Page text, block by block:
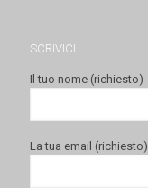
SCRIVICI
Il tuo nome (richiesto)
La tua email (richiesto)